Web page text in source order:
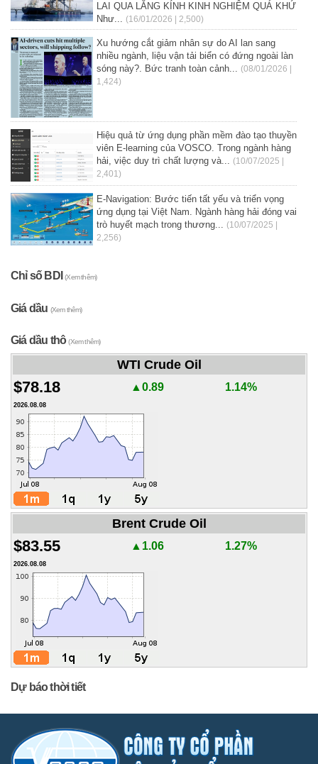
LAI QUA LĂNG KÍNH KINH NGHIỆM QUÁ KHỨ
Như... (16/01/2026 | 2,500)
Xu hướng cắt giảm nhân sự do AI lan sang
nhiều ngành, liệu vận tải biển có đứng ngoài làn
sóng này?. Bức tranh toàn cảnh... (08/01/2026 |
1,424)
Hiệu quả từ ứng dụng phần mềm đào tạo thuyền
viên E-learning của VOSCO. Trong ngành hàng
hải, việc duy trì chất lượng và... (10/07/2025 |
2,401)
E-Navigation: Bước tiến tất yếu và triển vọng
ứng dụng tại Việt Nam. Ngành hàng hải đóng vai
trò huyết mạch trong thương...
(10/07/2025 |
2,256)
Chỉ số BDI(Xem thêm)
Giá dầu (Xem thêm)
Giá dầu thô(Xem thêm)
WTI Crude Oil
$78.18 ▲0.89 1.14%
2026.08.08
Brent Crude Oil
$83.55 ▲1.06 1.27%
2026.08.08
Dự báo thời tiết